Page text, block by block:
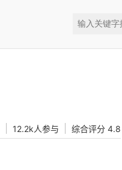
12.2k人参与 综合评分 4.8